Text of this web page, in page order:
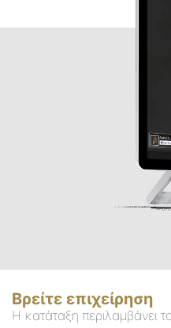
Βρείτε επιχείρηση
Η κατάταξη περιλαμβάνει